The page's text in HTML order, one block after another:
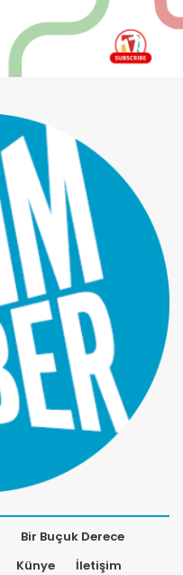
Bir Buçuk Derece
Künye İletişim